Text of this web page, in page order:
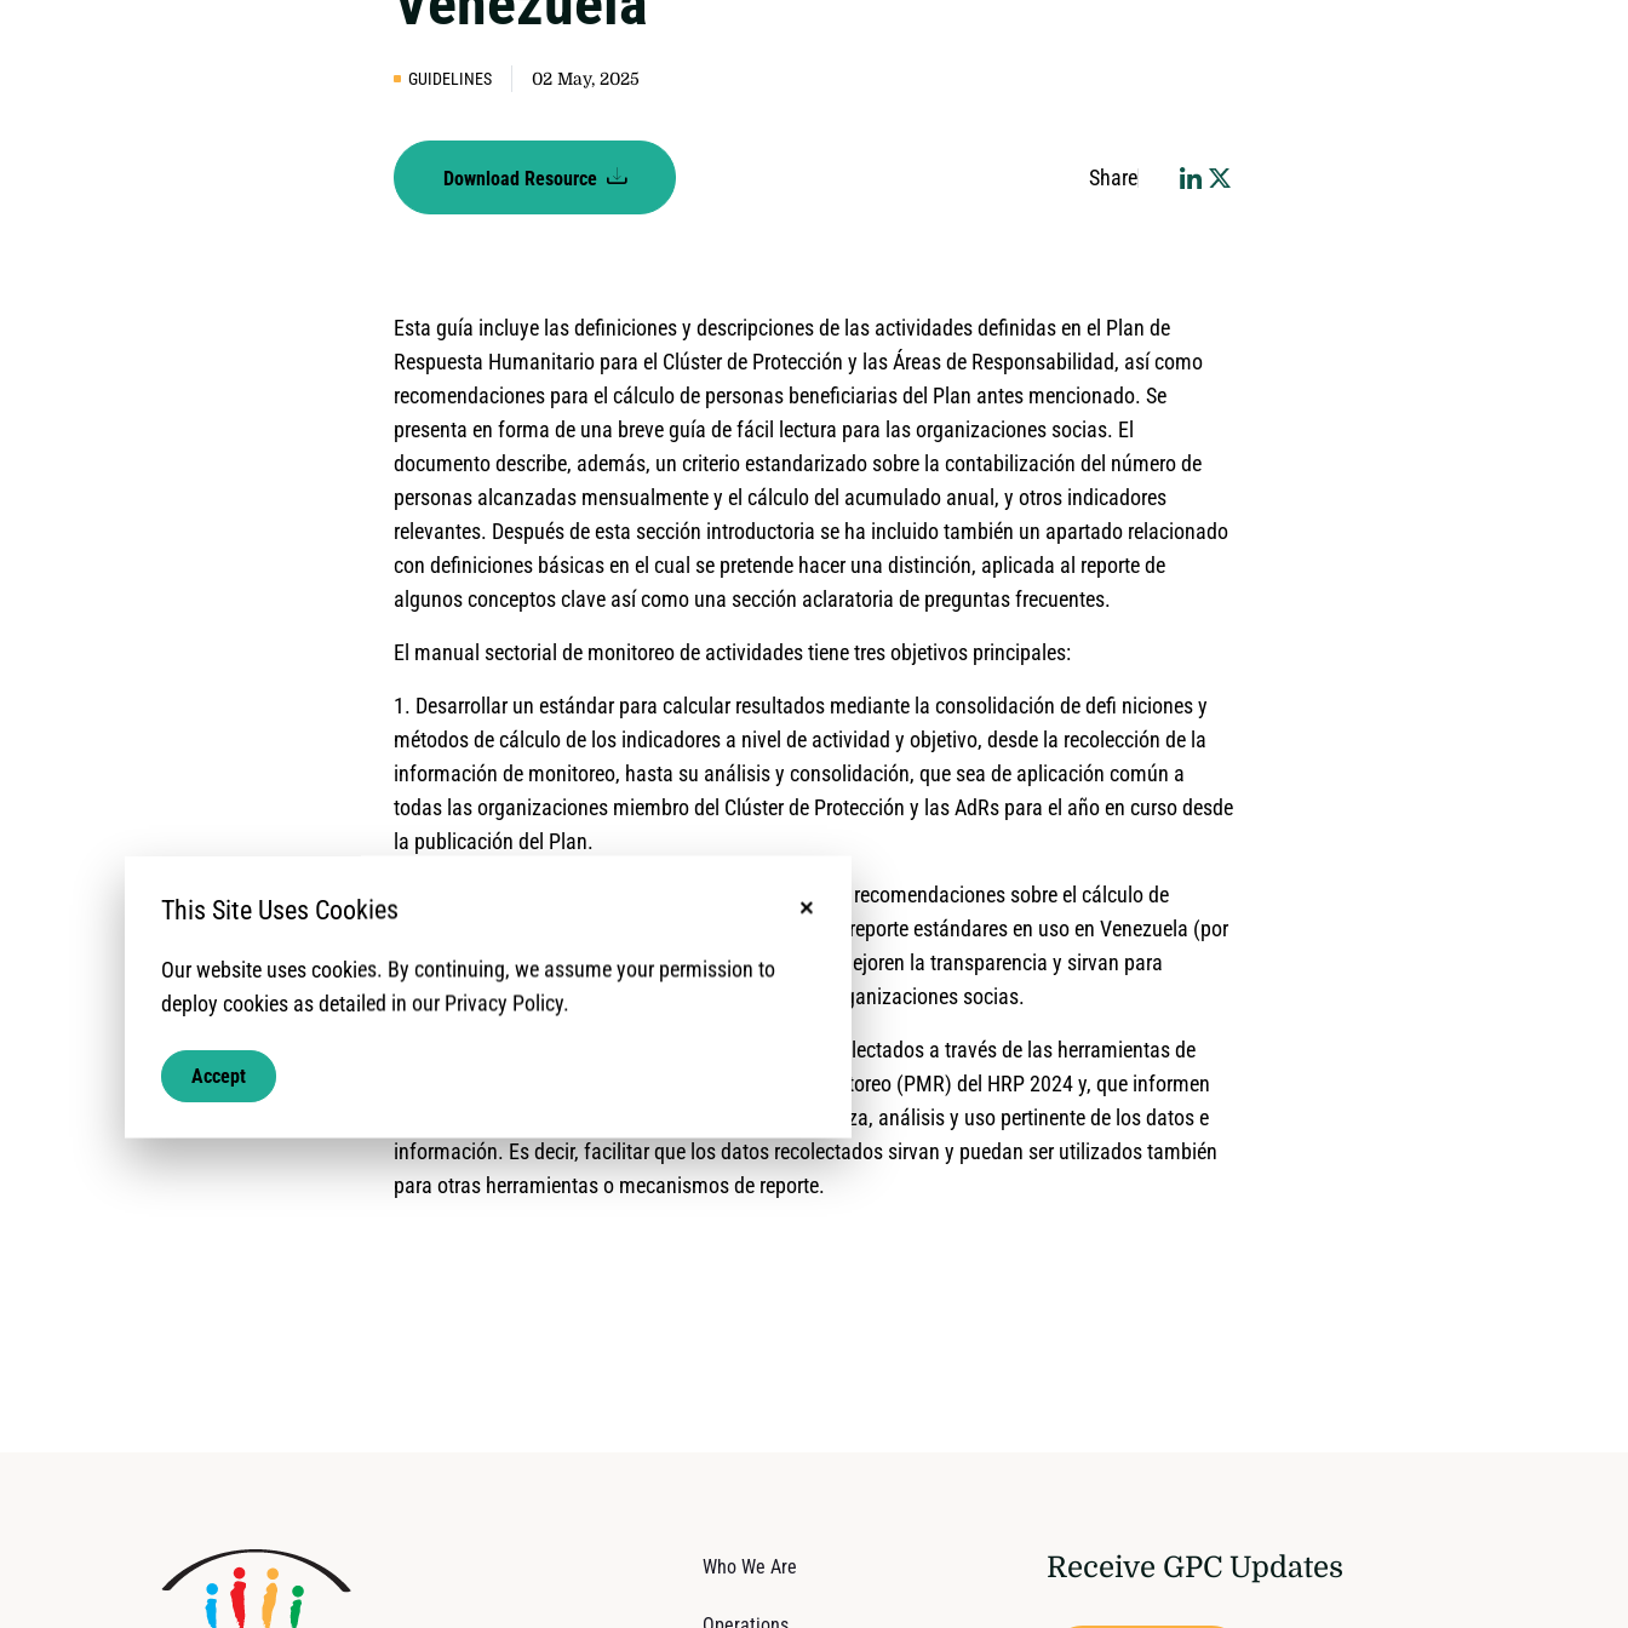
GUIDELINES 02 May, 2025
Download Resource Share
Esta guía incluye las definiciones y descripciones de las actividades definidas en el Plan de
Respuesta Humanitario para el Clúster de Protección y las Áreas de Responsabilidad, así como
recomendaciones para el cálculo de personas beneficiarias del Plan antes mencionado. Se
presenta en forma de una breve guía de fácil lectura para las organizaciones socias. El
documento describe, además, un criterio estandarizado sobre la contabilización del número de
personas alcanzadas mensualmente y el cálculo del acumulado anual, y otros indicadores
relevantes. Después de esta sección introductoria se ha incluido también un apartado relacionado
con definiciones básicas en el cual se pretende hacer una distinción, aplicada al reporte de
algunos conceptos clave así como una sección aclaratoria de preguntas frecuentes.
El manual sectorial de monitoreo de actividades tiene tres objetivos principales:
1. Desarrollar un estándar para calcular resultados mediante la consolidación de defi niciones y
métodos de cálculo de los indicadores a nivel de actividad y objetivo, desde la recolección de la
información de monitoreo, hasta su análisis y consolidación, que sea de aplicación común a
todas las organizaciones miembro del Clúster de Protección y las AdRs para el año en curso desde
la publicación del Plan.
2. Aportar a las organizaciones miembro una serie de recomendaciones sobre el cálculo de
personas alcanzadas, utilizando las herramientas de reporte estándares en uso en Venezuela (por
ejemplo, la 345W) de manera más consistente, que mejoren la transparencia y sirvan para
adoptar un estándar de cálculo común a todas las organizaciones socias.
3. Establecer un puente de enlace entre los datos recolectados a través de las herramientas de
reporte estándares y los Informes Periódicos de Monitoreo (PMR) del HRP 2024 y, que informen
de manera estandarizada sobre la recolección, limpieza, análisis y uso pertinente de los datos e
información. Es decir, facilitar que los datos recolectados sirvan y puedan ser utilizados también
para otras herramientas o mecanismos de reporte.
Who We Are Receive GPC Updates
No, thanks
This Site Uses Cookies
Our website uses cookies. By continuing, we assume your permission to
deploy cookies as detailed in our Privacy Policy.
Accept